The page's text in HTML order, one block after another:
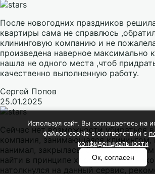
После новогодних праздников
квартиры сама не справлюсь
клининговую компанию и не
произведена наверное максимально
нашла не одного места ,чтоб
качественно выполненную работу.
Сергей Попов
25.01.2025
Сейчас нет возможности убираться
компания, занимающаяся клинингом,
нанимал, закрылась. Сейчас по
найти в принципе хороших
натолкнулся на данный сервис,
Используя сайт, Вы соглашаетесь на
файлов cookie в соответствии с
конфиденциальности
Ок, согласен